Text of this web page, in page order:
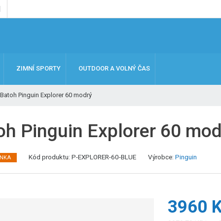
ZIMNÍ SPORTY OUTDOOR A VOLNÝ ČAS
Batoh Pinguin Explorer 60 modrý
Pinguin Explorer 60
Kód produktu: P-EXPLORER-60-BLUE
K
Výrobce: Pinguin
3960